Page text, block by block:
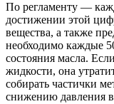
По регламенту —
достижении этой
вещества, а также
необходимо каждые
состояния масла.
жидкости, она
собирать частички
снижению давления в